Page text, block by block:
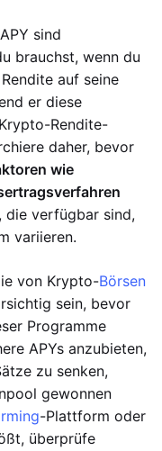
sind
brauchst, wenn du
auf seine
er diese
Rendite-
daher, bevor
wie
, die verfügbar sind,
variieren.
von Krypto-Börsen
sein, bevor
Programme
APYs anzubieten,
zu senken,
gewonnen
-Plattform oder
überprüfe